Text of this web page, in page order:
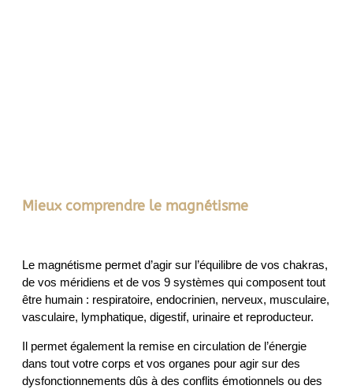
Mieux comprendre le magnétisme
Le magnétisme permet d’agir sur l’équilibre de vos chakras,
de vos méridiens et de vos 9 systèmes qui composent tout
être humain : respiratoire, endocrinien, nerveux, musculaire,
vasculaire, lymphatique, digestif, urinaire et reproducteur.
Il permet également la remise en circulation de l’énergie
dans tout votre corps et vos organes pour agir sur des
dysfonctionnements dûs à des conflits émotionnels ou des